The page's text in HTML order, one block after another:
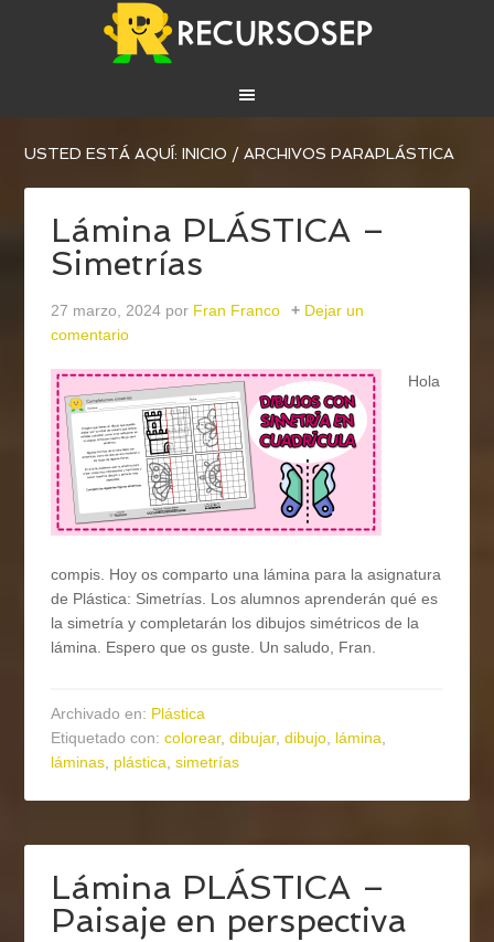
USTED ESTÁ AQUÍ:INICIO / ARCHIVOS PARAPLÁSTICA
Lámina PLÁSTICA –
Simetrías
27 marzo, 2024 por Fran Franco
Dejar un
comentario
Hola
compis. Hoy os comparto una lámina para la asignatura
de Plástica: Simetrías. Los alumnos aprenderán qué es
la simetría y completarán los dibujos simétricos de la
lámina. Espero que os guste. Un saludo, Fran.
Archivado en: Plástica
Etiquetado con:colorear,dibujar,dibujo, lámina,
láminas, plástica,simetrías
Lámina PLÁSTICA –
Paisaje en perspectiva